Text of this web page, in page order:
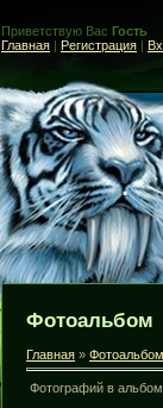
Приветствую Вас Гость
Главная | Регистрация |
.
Фотоальбом
Главная » Фотоальбом
Фотографий в